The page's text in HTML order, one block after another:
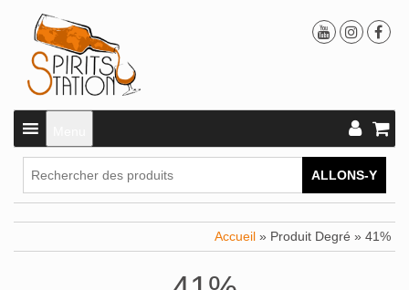
ALLONS-Y
Accueil » Produit Degré » 41%